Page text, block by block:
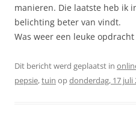
manieren. Die laatste heb ik
belichting beter van vindt.
Was weer een leuke
Dit bericht werd geplaatst in
pepsie,tuin opdonderdag, 17 juli